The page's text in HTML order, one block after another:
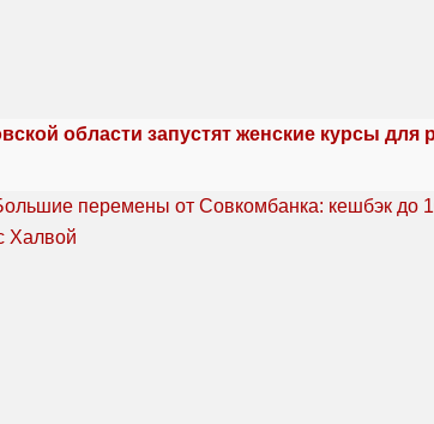
области запустят женские курсы